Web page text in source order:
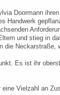
Doormann
Handwerk
und stieg in
Es ist ihr
Vielzahl an